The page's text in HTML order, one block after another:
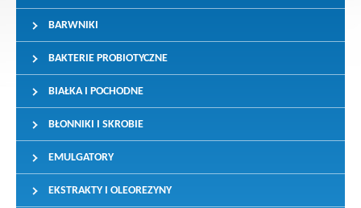
BARWNIKI
BAKTERIE PROBIOTYCZNE
BIAŁKA I POCHODNE
BŁONNIKI I SKROBIE
EMULGATORY
EKSTRAKTY I OLEOREZYNY